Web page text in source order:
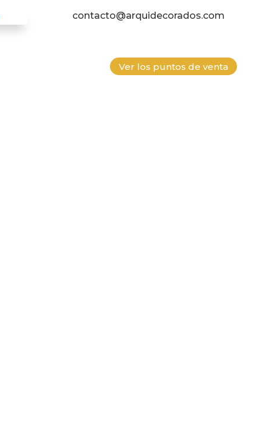
contacto@arquidecorados.com
Ver los puntos de venta